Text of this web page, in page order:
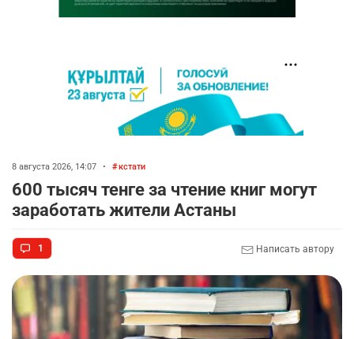
8 августа 2026, 14:07 • кстати
600 тысяч тенге за чтение книг могут
заработать жители Астаны
1 Написать автору